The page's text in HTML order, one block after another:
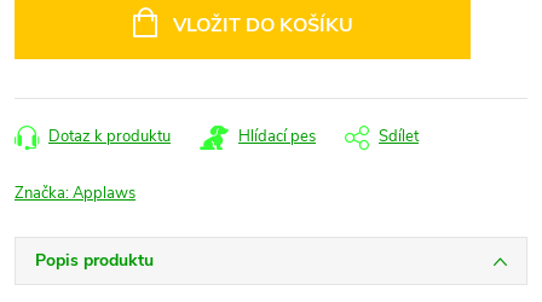
VLOŽIT DO KOŠÍKU
Dotaz k produktu Hlídací pes Sdílet
Značka:Applaws
Popis produktu